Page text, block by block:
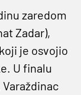
zaredom
Zadar),
je osvojio
U finalu